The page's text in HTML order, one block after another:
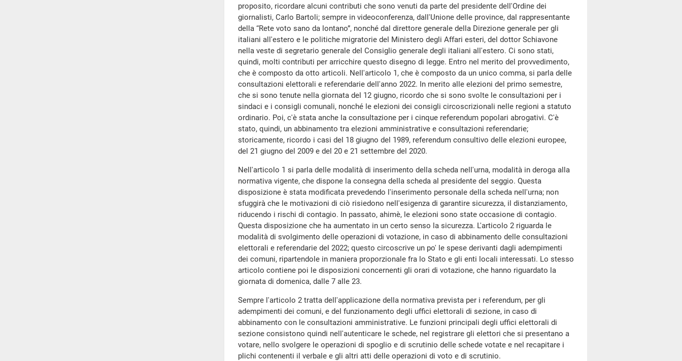
proposito, ricordare alcuni contributi che sono venuti da parte del presidente dell'Ordine dei
giornalisti, Carlo Bartoli; sempre in videoconferenza, dall'Unione delle province, dal rappresentante
della “Rete voto sano da lontano”, nonché dal direttore generale della Direzione generale per gli
italiani all'estero e le politiche migratorie del Ministero degli Affari esteri, del dottor Schiavone
nella veste di segretario generale del Consiglio generale degli italiani all'estero. Ci sono stati,
quindi, molti contributi per arricchire questo disegno di legge. Entro nel merito del provvedimento,
che è composto da otto articoli. Nell'articolo 1, che è composto da un unico comma, si parla delle
consultazioni elettorali e referendarie dell'anno 2022. In merito alle elezioni del primo semestre,
che si sono tenute nella giornata del 12 giugno, ricordo che si sono svolte le consultazioni per i
sindaci e i consigli comunali, nonché le elezioni dei consigli circoscrizionali nelle regioni a statuto
ordinario. Poi, c'è stata anche la consultazione per i cinque referendum popolari abrogativi. C'è
stato, quindi, un abbinamento tra elezioni amministrative e consultazioni referendarie;
storicamente, ricordo i casi del 18 giugno del 1989, referendum consultivo delle elezioni europee,
del 21 giugno del 2009 e del 20 e 21 settembre del 2020.
Nell'articolo 1 si parla delle modalità di inserimento della scheda nell'urna, modalità in deroga alla
normativa vigente, che dispone la consegna della scheda al presidente del seggio. Questa
disposizione è stata modificata prevedendo l'inserimento personale della scheda nell'urna; non
sfuggirà che le motivazioni di ciò risiedono nell'esigenza di garantire sicurezza, il distanziamento,
riducendo i rischi di contagio. In passato, ahimè, le elezioni sono state occasione di contagio.
Questa disposizione che ha aumentato in un certo senso la sicurezza. L'articolo 2 riguarda le
modalità di svolgimento delle operazioni di votazione, in caso di abbinamento delle consultazioni
elettorali e referendarie del 2022; questo circoscrive un po' le spese derivanti dagli adempimenti
dei comuni, ripartendole in maniera proporzionale fra lo Stato e gli enti locali interessati. Lo stesso
articolo contiene poi le disposizioni concernenti gli orari di votazione, che hanno riguardato la
giornata di domenica, dalle 7 alle 23.
Sempre l'articolo 2 tratta dell'applicazione della normativa prevista per i referendum, per gli
adempimenti dei comuni, e del funzionamento degli uffici elettorali di sezione, in caso di
abbinamento con le consultazioni amministrative. Le funzioni principali degli uffici elettorali di
sezione consistono quindi nell'autenticare le schede, nel registrare gli elettori che si presentano a
votare, nello svolgere le operazioni di spoglio e di scrutinio delle schede votate e nel recapitare i
plichi contenenti il verbale e gli altri atti delle operazioni di voto e di scrutinio.